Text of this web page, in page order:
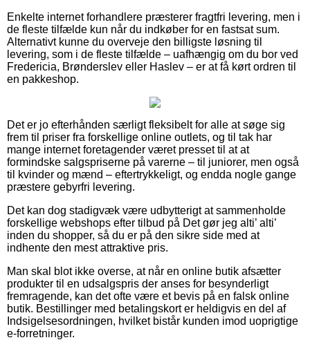
Enkelte internet forhandlere præsterer fragtfri levering, men i
de fleste tilfælde kun når du indkøber for en fastsat sum.
Alternativt kunne du overveje den billigste løsning til
levering, som i de fleste tilfælde – uafhængig om du bor ved
Fredericia, Brønderslev eller Haslev – er at få kørt ordren til
en pakkeshop.
Det er jo efterhånden særligt fleksibelt for alle at søge sig
frem til priser fra forskellige online outlets, og til tak har
mange internet foretagender været presset til at at
formindske salgspriserne på varerne – til juniorer, men også
til kvinder og mænd – eftertrykkeligt, og endda nogle gange
præstere gebyrfri levering.
Det kan dog stadigvæk være udbytterigt at sammenholde
forskellige webshops efter tilbud på Det gør jeg alti’ alti’
inden du shopper, så du er på den sikre side med at
indhente den mest attraktive pris.
Man skal blot ikke overse, at når en online butik afsætter
produkter til en udsalgspris der anses for besynderligt
fremragende, kan det ofte være et bevis på en falsk online
butik. Bestillinger med betalingskort er heldigvis en del af
Indsigelsesordningen, hvilket bistår kunden imod uoprigtige
e-forretninger.